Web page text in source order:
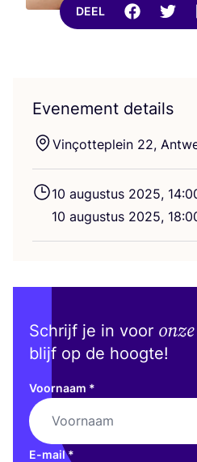
DEEL
Evenement details
Vin­çot­te­plein 22,
10 augus­tus 2025, 14:
10 augus­tus 2025, 18:
Schrijf je in voor
blijf op de hoogte!
Voornaam *
E-mail*